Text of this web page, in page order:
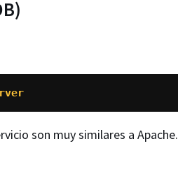
son muy similares a Apache.